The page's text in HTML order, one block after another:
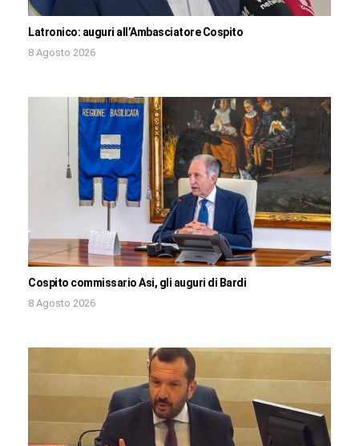
Latronico: auguri all’Ambasciatore Cospito
8 Agosto 2026
Cospito commissario Asi, gli auguri di Bardi
8 Agosto 2026